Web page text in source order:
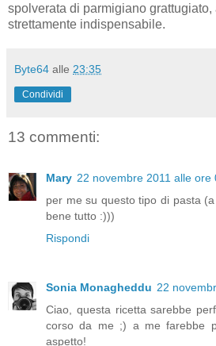
spolverata di parmigiano grattugiato,
strettamente indispensabile.
Byte64 alle 23:35
Condividi
13 commenti:
Mary 22 novembre 2011 alle ore
per me su questo tipo di pasta
bene tutto :)))
Rispondi
Sonia Monagheddu 22
Ciao, questa ricetta sarebbe
corso da me ;) a me farebbe
aspetto!